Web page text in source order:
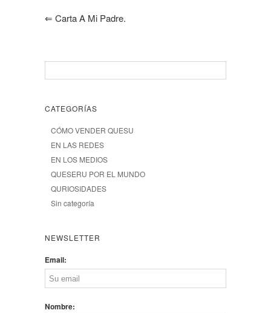
⇐ Carta A Mi Padre.
CATEGORÍAS
CÓMO VENDER QUESU
EN LAS REDES
EN LOS MEDIOS
QUESERU POR EL MUNDO
QURIOSIDADES
Sin categoría
NEWSLETTER
Email:
Nombre: